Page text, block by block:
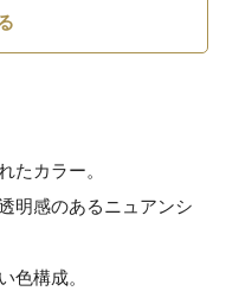
たカラー。
明感のあるニュアンシ
色構成。